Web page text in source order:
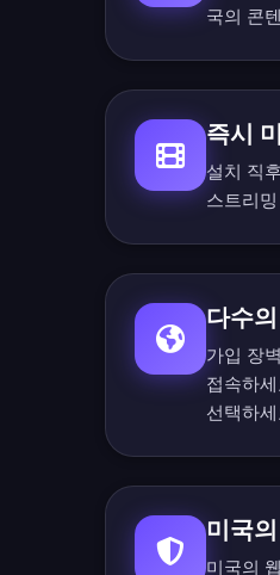
국의 콘
즉시
설치 직
스트리
다수
가입 장
접속하
선택하
미국
미국의